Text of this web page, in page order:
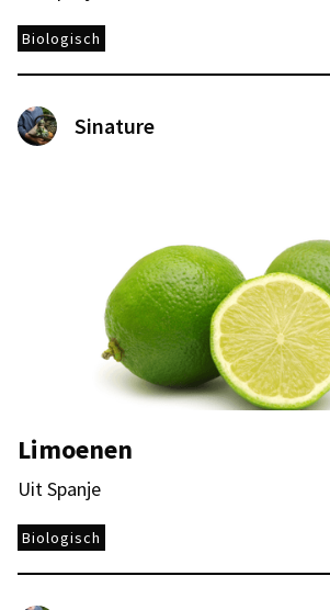
Biologisch
Sinature
Limoenen
Uit Spanje
Biologisch